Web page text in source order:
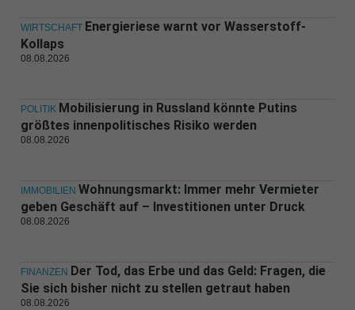
WIRTSCHAFT Energieriese warnt vor Wasserstoff-
Kollaps
08.08.2026
POLITIK Mobilisierung in Russland könnte Putins
größtes innenpolitisches Risiko werden
08.08.2026
IMMOBILIEN Wohnungsmarkt: Immer mehr Vermieter
geben Geschäft auf – Investitionen unter Druck
08.08.2026
FINANZEN Der Tod, das Erbe und das Geld: Fragen, die
Sie sich bisher nicht zu stellen getraut haben
08.08.2026